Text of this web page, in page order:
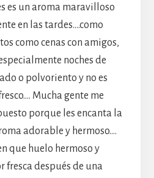
es un aroma maravilloso
en las tardes….como
como cenas con amigos,
noches de
o polvoriento y no es
Mucha gente me
porque les encanta la
adorable y hermoso….
que huelo hermoso y
fresca después de una